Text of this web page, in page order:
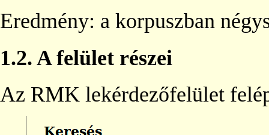
Eredmény: a korpuszban
1.2. A felület részei
Az RMK lekérdezőfelület